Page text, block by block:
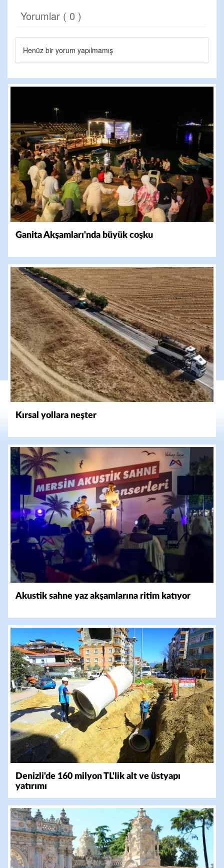
Yorumlar ( 0 )
Henüz bir yorum yapılmamış
Ganita Akşamları'nda büyük coşku
Kırsal yollara neşter
Akustik sahne yaz akşamlarına ritim katıyor
Denizli'de 160 milyon TL'lik alt ve üstyapı
yatırımı